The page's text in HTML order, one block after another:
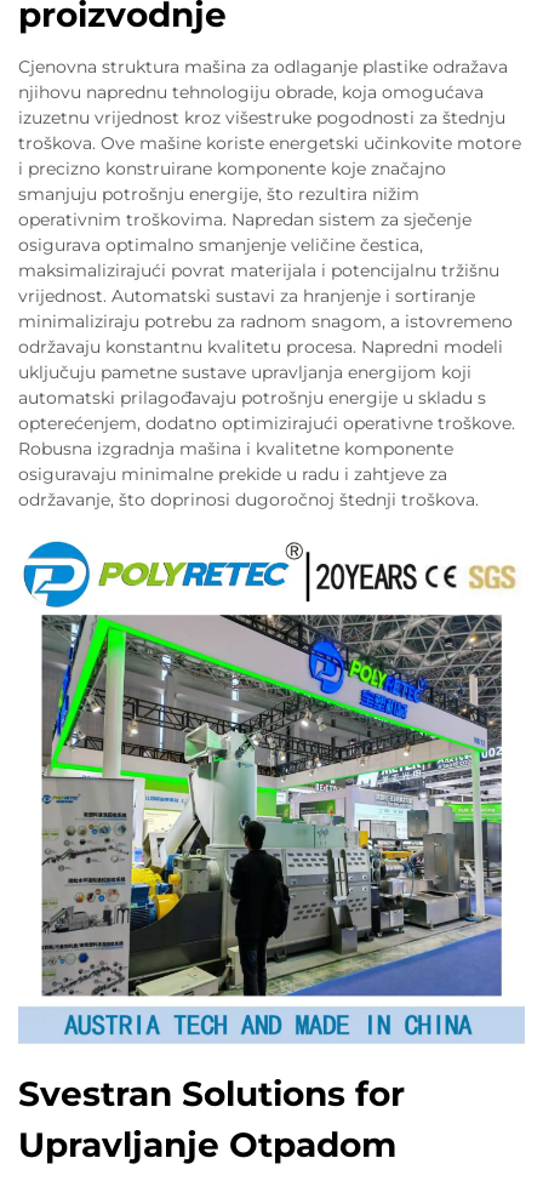
proizvodnje
Cjenovna struktura mašina za odlaganje plastike odražava
njihovu naprednu tehnologiju obrade, koja omogućava
izuzetnu vrijednost kroz višestruke pogodnosti za štednju
troškova. Ove mašine koriste energetski učinkovite motore
i precizno konstruirane komponente koje značajno
smanjuju potrošnju energije, što rezultira nižim
operativnim troškovima. Napredan sistem za sječenje
osigurava optimalno smanjenje veličine čestica,
maksimalizirajući povrat materijala i potencijalnu tržišnu
vrijednost. Automatski sustavi za hranjenje i sortiranje
minimaliziraju potrebu za radnom snagom, a istovremeno
održavaju konstantnu kvalitetu procesa. Napredni modeli
uključuju pametne sustave upravljanja energijom koji
automatski prilagođavaju potrošnju energije u skladu s
opterećenjem, dodatno optimizirajući operativne troškove.
Robusna izgradnja mašina i kvalitetne komponente
osiguravaju minimalne prekide u radu i zahtjeve za
održavanje, što doprinosi dugoročnoj štednji troškova.
Svestran Solutions for
Upravljanje Otpadom